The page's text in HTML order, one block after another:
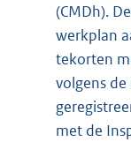
(CMDh).
werkplan
tekorten
volgens
met de